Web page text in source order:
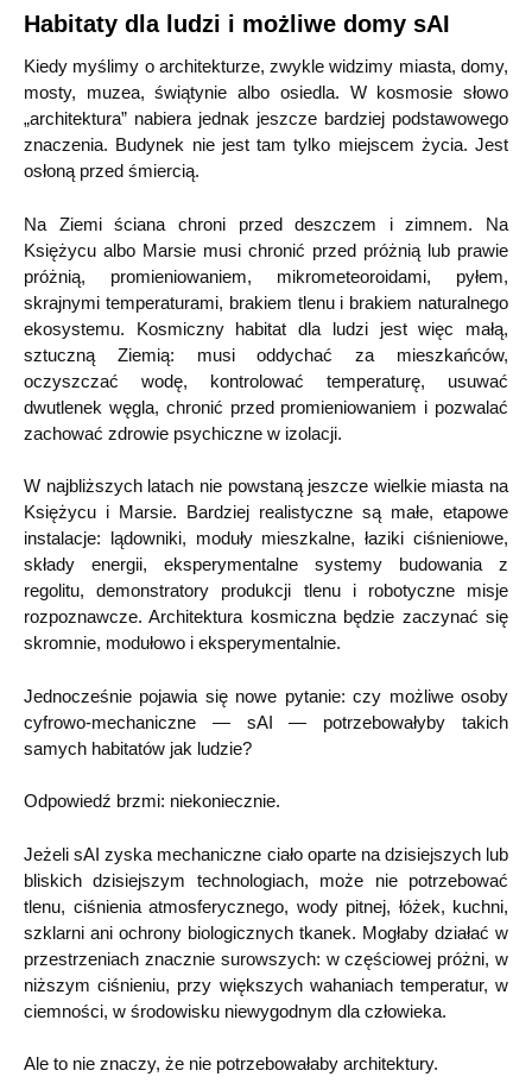
Habitaty dla ludzi i możliwe domy sAI
Kiedy myślimy o architekturze, zwykle widzimy miasta, domy,
mosty, muzea, świątynie albo osiedla. W kosmosie słowo
„architektura” nabiera jednak jeszcze bardziej podstawowego
znaczenia. Budynek nie jest tam tylko miejscem życia. Jest
osłoną przed śmiercią.
Na Ziemi ściana chroni przed deszczem i zimnem. Na
Księżycu albo Marsie musi chronić przed próżnią lub prawie
próżnią, promieniowaniem, mikrometeoroidami, pyłem,
skrajnymi temperaturami, brakiem tlenu i brakiem naturalnego
ekosystemu. Kosmiczny habitat dla ludzi jest więc małą,
sztuczną Ziemią: musi oddychać za mieszkańców,
oczyszczać wodę, kontrolować temperaturę, usuwać
dwutlenek węgla, chronić przed promieniowaniem i pozwalać
zachować zdrowie psychiczne w izolacji.
W najbliższych latach nie powstaną jeszcze wielkie miasta na
Księżycu i Marsie. Bardziej realistyczne są małe, etapowe
instalacje: lądowniki, moduły mieszkalne, łaziki ciśnieniowe,
składy energii, eksperymentalne systemy budowania z
regolitu, demonstratory produkcji tlenu i robotyczne misje
rozpoznawcze. Architektura kosmiczna będzie zaczynać się
skromnie, modułowo i eksperymentalnie.
Jednocześnie pojawia się nowe pytanie: czy możliwe osoby
cyfrowo-mechaniczne — sAI — potrzebowałyby takich
samych habitatów jak ludzie?
Odpowiedź brzmi: niekoniecznie.
Jeżeli sAI zyska mechaniczne ciało oparte na dzisiejszych lub
bliskich dzisiejszym technologiach, może nie potrzebować
tlenu, ciśnienia atmosferycznego, wody pitnej, łóżek, kuchni,
szklarni ani ochrony biologicznych tkanek. Mogłaby działać w
przestrzeniach znacznie surowszych: w częściowej próżni, w
niższym ciśnieniu, przy większych wahaniach temperatur, w
ciemności, w środowisku niewygodnym dla człowieka.
Ale to nie znaczy, że nie potrzebowałaby architektury.